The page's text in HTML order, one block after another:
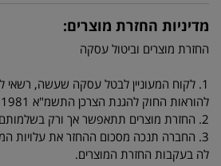
מדיניות החזרת מוצרים:
החזרת מוצרים וביטול עסקה
1. לקוח המעוניין לבטל עסקה שעשה,
להוראות החוק להגנת הצרכן התשמ"א 1981.
2. החזרת מוצרים תתאפשר אך ורק בשלמותם ובאריזתם המקורית.
3. החברה תנכה מסכום ההחזר את עלויות
לה בעקבות החזרת המוצרים.